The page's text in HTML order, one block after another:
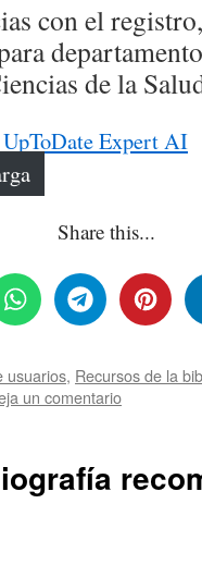
con el
de la
Expert AI
Share this...
usuarios, Recursos de la
un comentario